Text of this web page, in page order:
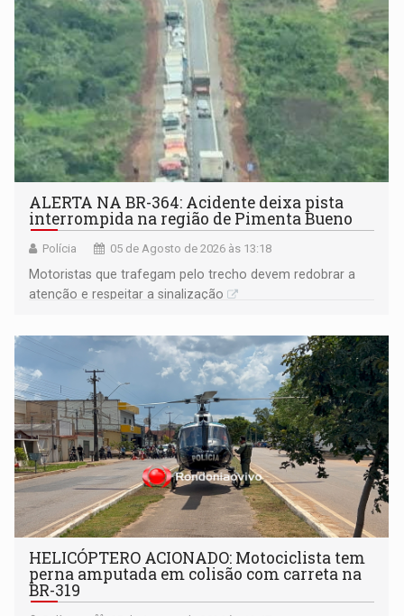
ALERTA NA BR-364: Acidente deixa pista
interrompida na região de Pimenta Bueno
Polícia 05 de Agosto de 2026 às 13:18
​Motoristas que trafegam pelo trecho devem redobrar a
atenção e respeitar a sinalização
HELICÓPTERO ACIONADO: Motociclista tem
perna amputada em colisão com carreta na
BR-319